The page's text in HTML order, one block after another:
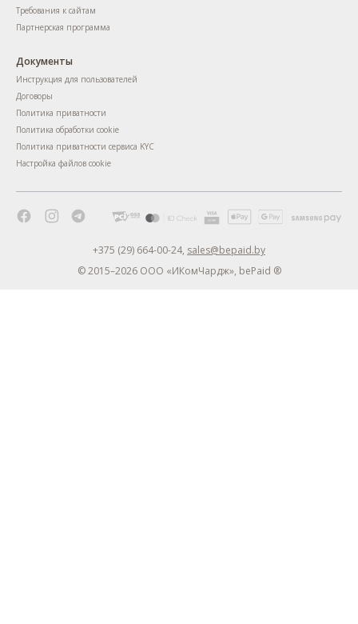
Требования к сайтам
Партнерская программа
Документы
Инструкция для пользователей
Договоры
Политика приватности
Политика обработки cookie
Политика приватности сервиса KYC
Настройка файлов cookie
+375 (29) 664-00-24, sales@bepaid.by
© 2015–2026 ООО «ИКомЧардж», bePaid ®